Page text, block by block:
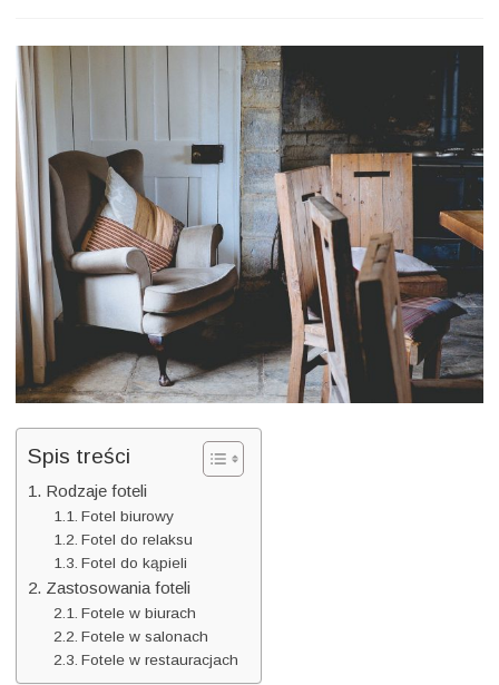
stylizacji
foteli
Spis treści
Rodzaje foteli
Fotel biurowy
Fotel do relaksu
Fotel do kąpieli
Zastosowania foteli
Fotele w biurach
Fotele w salonach
Fotele w restauracjach